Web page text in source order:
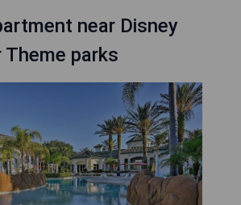
near Disney
parks